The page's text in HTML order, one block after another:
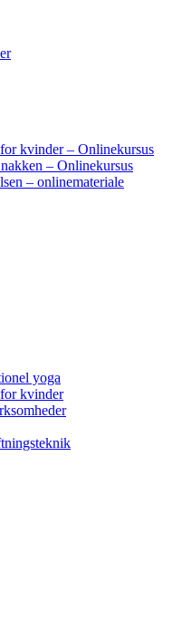
kvinder – Onlinekursus
– Onlinekursus
– onlinemateriale
yoga
kvinder